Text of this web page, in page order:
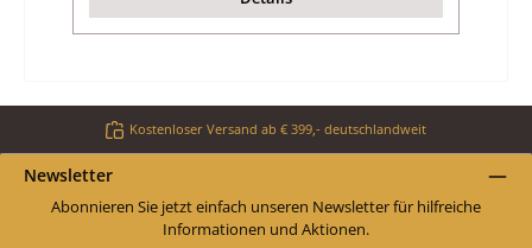
Kostenloser Versand ab € 399,- deutschlandweit
Newsletter
Abonnieren Sie jetzt einfach unseren Newsletter für hilfreiche
Informationen und Aktionen.